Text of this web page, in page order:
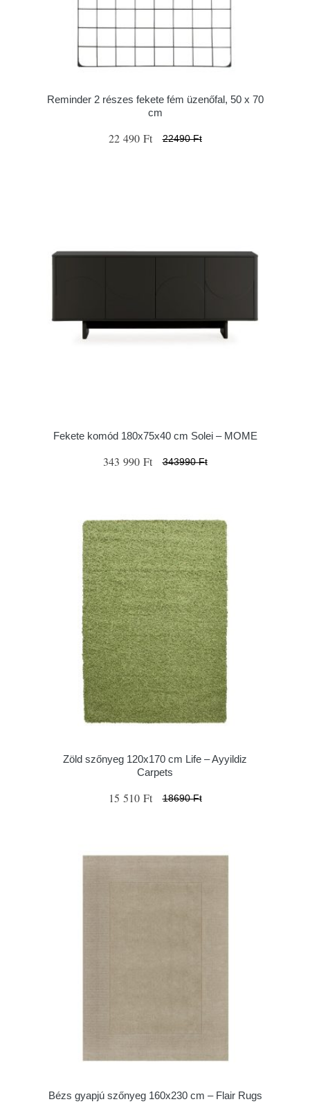
Reminder 2 részes fekete fém üzenőfal, 50 x 70
cm
22 490 Ft 22490 Ft
Fekete komód 180x75x40 cm Solei – MOME
343 990 Ft 343990 Ft
Zöld szőnyeg 120x170 cm Life – Ayyildiz
Carpets
15 510 Ft 18690 Ft
Bézs gyapjú szőnyeg 160x230 cm – Flair Rugs